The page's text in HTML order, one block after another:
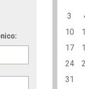
3
10
17
24
31